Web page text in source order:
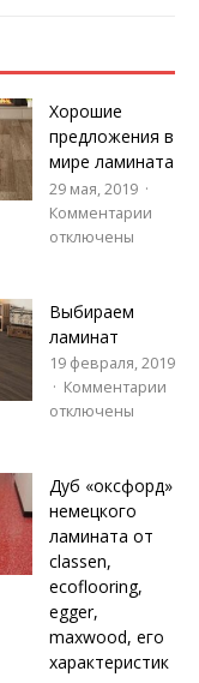
Хорошие
предложения в
мире ламината
29 мая, 2019
Комментарии
отключены
Выбираем
ламинат
19 февраля, 2019
Комментарии
отключены
Дуб «оксфорд»
немецкого
ламината от
classen,
ecoflooring,
egger,
maxwood, его
характеристик